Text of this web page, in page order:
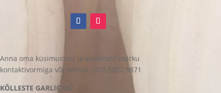
Anna oma küsimustest ja soovidest märku
kontaktivormiga või helista +372 5822 9871
KÕLLESTE GARLIC OÜ